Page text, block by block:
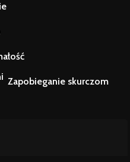
Zapobieganie skurczom